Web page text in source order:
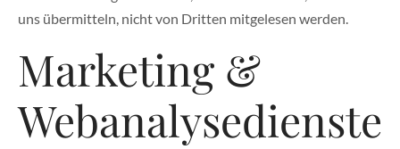
uns übermitteln, nicht von Dritten mitgelesen werden.
Marketing &
Webanalysedienste